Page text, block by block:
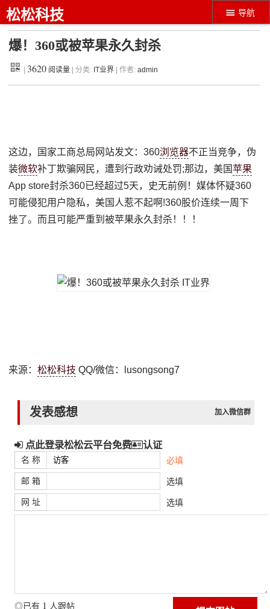
导航
松松科技
爆！360或被苹果永久封杀
3620 阅读量 | 分类: IT业界 | 作者:admin
这边，国家工商总局网站发文：360浏览器不正当竞争，伪
装微软补丁欺骗网民，遭到行政劝诫处罚;那边，美国苹果
App store封杀360已经超过5天，史无前例！媒体怀疑360
可能侵犯用户隐私，美国人惹不起啊!360股价连续一周下
挫了。而且可能严重到被苹果永久封杀！！！
来源：松松科技 QQ/微信：lusongsong7
发表感想 加入微信群
点此登录松松云平台免费 认证
名 称 必填
邮 箱 选填
网 址 选填
◎已有 1 人跟帖